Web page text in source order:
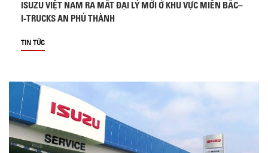
ISUZU VIỆT NAM RA MẮT ĐẠI LÝ MỚI Ở KHU VỰC MIỀN BẮC–
I-TRUCKS AN PHÚ THÀNH
TIN TỨC